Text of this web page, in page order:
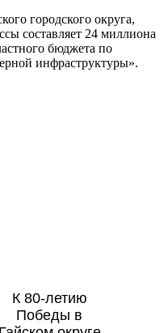
городского округа,
составляет 24 миллиона
бюджета по
инфраструктуры».
К 80-летию
Победы в